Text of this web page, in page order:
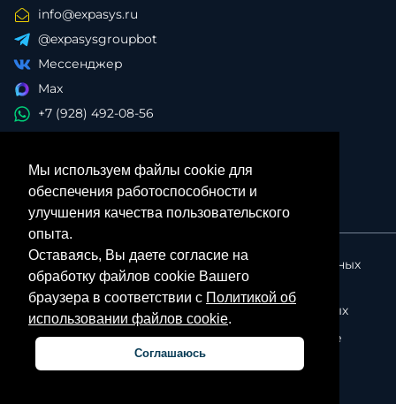
Мы используем файлы cookie для
обеспечения работоспособности и
улучшения качества пользовательского
опыта.
Оставаясь, Вы даете согласие на
обработку файлов cookie Вашего
браузера в соответствии с Политикой об
использовании файлов cookie.
Соглашаюсь
info@expasys.ru
@expasysgroupbot
Мессенджер
Max
+7 (928) 492-08-56
Политика в отношении обработки персональных
данных
Согласие на обработку персональных данных
Политика об использовании файлов cookie